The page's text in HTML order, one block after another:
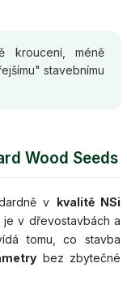
kroucení, méně
stavebnímu
Wood Seeds
v kvalitě NSi
je v dřevostavbách a
tomu, co stavba
bez zbytečné